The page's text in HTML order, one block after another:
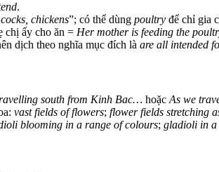
.
chickens”; có thể dùng poultry để chỉ gia
chị ấy cho ăn = Her mother is feeding the
dịch theo nghĩa mục đích là are all intended
south from Kinh Bac… hoặc As we
vast fields of flowers; flower fields stretching
blooming in a range of colours; gladioli in